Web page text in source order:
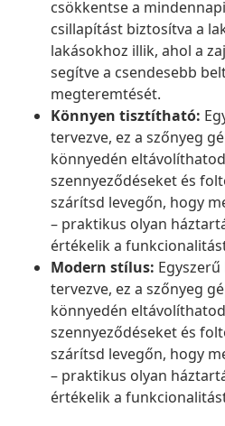
csökkentse a
csillapítást biztosítva a
lakásokhoz illik, ahol a
segítve a csendesebb
megteremtését.
Könnyen tisztítható:
tervezve, ez a szőnyeg
könnyedén
szennyeződéseket és
szárítsd levegőn, hogy
– praktikus olyan
értékelik a
Modern stílus:
tervezve, ez a szőnyeg
könnyedén
szennyeződéseket és
szárítsd levegőn, hogy
– praktikus olyan
értékelik a